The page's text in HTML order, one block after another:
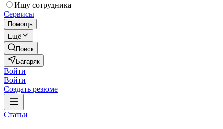
Ищу сотрудника
Сервисы
Помощь
Ещё
Поиск
Багаряк
Войти
Войти
Создать резюме
Статьи